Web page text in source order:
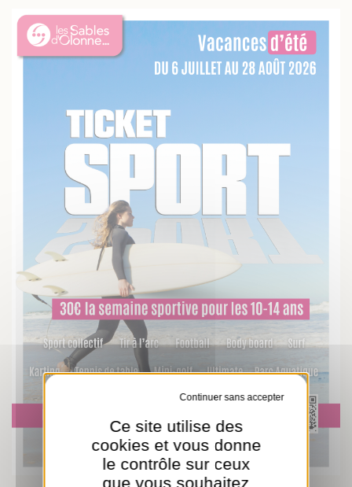
Ce site utilise des
cookies et vous donne
le contrôle sur ceux
que vous souhaitez
Tout refuser